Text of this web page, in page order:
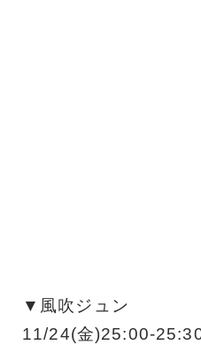
▼風吹ジュン
11/24(金)25:00-